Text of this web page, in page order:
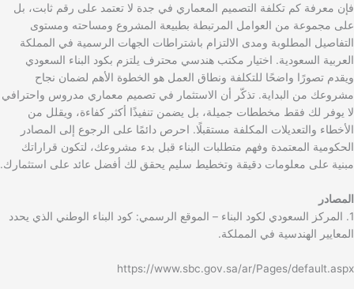
فإن معرفة كم تكلفة التصميم المعماري في جدة لا تعتمد على رقم ثابت، بل
على مجموعة من العوامل المرتبطة بطبيعة المشروع ومساحته ومستوى
التفاصيل المطلوبة ومدى الالتزام باشتراطات الجهات الرسمية في المملكة
العربية السعودية. اختيار مكتب هندسي محترف يلتزم بكود البناء السعودي
ويقدم تصورًا واضحًا للتكلفة ونطاق العمل هو الخطوة الأهم لضمان نجاح
مشروعك من البداية. تذكّر أن الاستثمار في تصميم معماري مدروس واحترافي
لا يوفر لك فقط مخططات جميلة، بل يضمن تنفيذًا أكثر كفاءة، ويقلل من
الأخطاء والتعديلات المكلفة مستقبلًا. احرص دائمًا على الرجوع إلى المصادر
الحكومية المعتمدة وفهم متطلبات البناء قبل بدء مشروعك، لتكون قراراتك
مبنية على معلومات دقيقة وتخطيط سليم يحقق لك أفضل عائد على استثمارك.
المصادر
1. المركز السعودي لكود البناء – الموقع الرسمي: كود البناء الوطني الذي يحدد
المعايير الهندسية في المملكة.
https://www.sbc.gov.sa/ar/Pages/default.aspx